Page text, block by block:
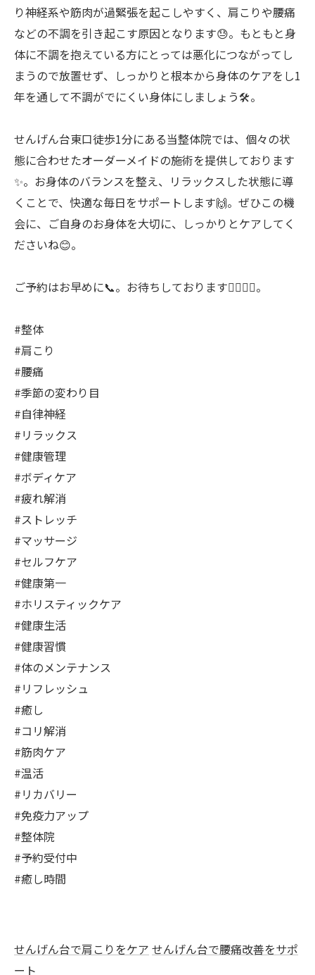
り神経系や筋肉が過緊張を起こしやすく、肩こりや腰痛
などの不調を引き起こす原因となります😓。もともと身
体に不調を抱えている方にとっては悪化につながってし
まうので放置せず、しっかりと根本から身体のケアをし1
年を通して不調がでにくい身体にしましょう🛠️。
せんげん台東口徒歩1分にある当整体院では、個々の状
態に合わせたオーダーメイドの施術を提供しております
✨。お身体のバランスを整え、リラックスした状態に導
くことで、快適な毎日をサポートします🙌。ぜひこの機
会に、ご自身のお身体を大切に、しっかりとケアしてく
ださいね😊。
ご予約はお早めに📞。お待ちしております💆‍♂️💆‍♀️。
#整体
#肩こり
#腰痛
#季節の変わり目
#自律神経
#リラックス
#健康管理
#ボディケア
#疲れ解消
#ストレッチ
#マッサージ
#セルフケア
#健康第一
#ホリスティックケア
#健康生活
#健康習慣
#体のメンテナンス
#リフレッシュ
#癒し
#コリ解消
#筋肉ケア
#温活
#リカバリー
#免疫力アップ
#整体院
#予約受付中
#癒し時間
せんげん台で肩こりをケア せんげん台で腰痛改善をサポ
ート